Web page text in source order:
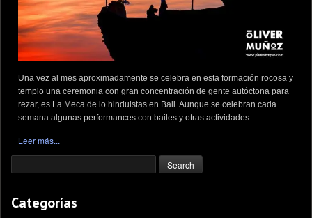
Una vez al mes aproximadamente se celebra en esta formación rocosa y
templo una ceremonia con gran concentración de gente autóctona para
rezar, es La Meca de lo hinduistas en Bali. Aunque se celebran cada
semana algunas performances con bailes y otras actividades.
Leer más...
Categorías